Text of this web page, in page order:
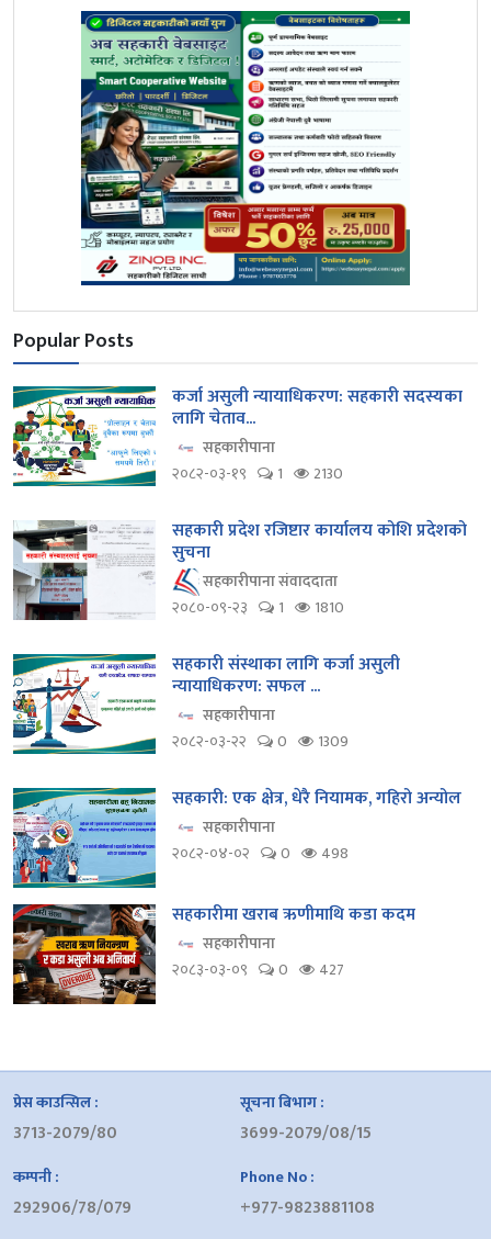
Popular Posts
कर्जा असुली न्यायाधिकरण: सहकारी सदस्यका
लागि चेताव...
सहकारीपाना
२०८२-०३-१९
1 2130
सहकारी प्रदेश रजिष्टार कार्यालय कोशि प्रदेशको
सुचना
सहकारीपाना संवाददाता
२०८०-०९-२३
1 1810
सहकारी संस्थाका लागि कर्जा असुली
न्यायाधिकरण: सफल ...
सहकारीपाना
२०८२-०३-२२
0 1309
सहकारी: एक क्षेत्र, धेरै नियामक, गहिरो अन्योल
सहकारीपाना
२०८२-०४-०२
0 498
सहकारीमा खराब ऋणीमाथि कडा कदम
सहकारीपाना
२०८३-०३-०९
0 427
प्रेस काउन्सिल :
3713-2079/80
सूचना बिभाग :
3699-2079/08/15
कम्पनी :
292906/78/079
Phone No :
+977-9823881108